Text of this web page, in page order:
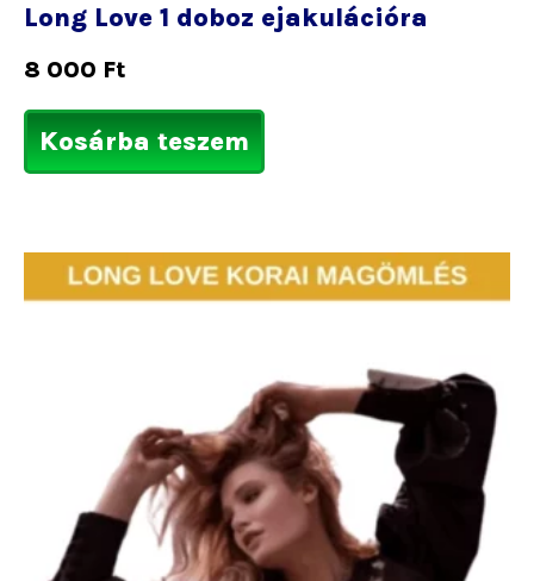
Long Love 1 doboz ejakulációra
8 000 Ft
Kosárba teszem